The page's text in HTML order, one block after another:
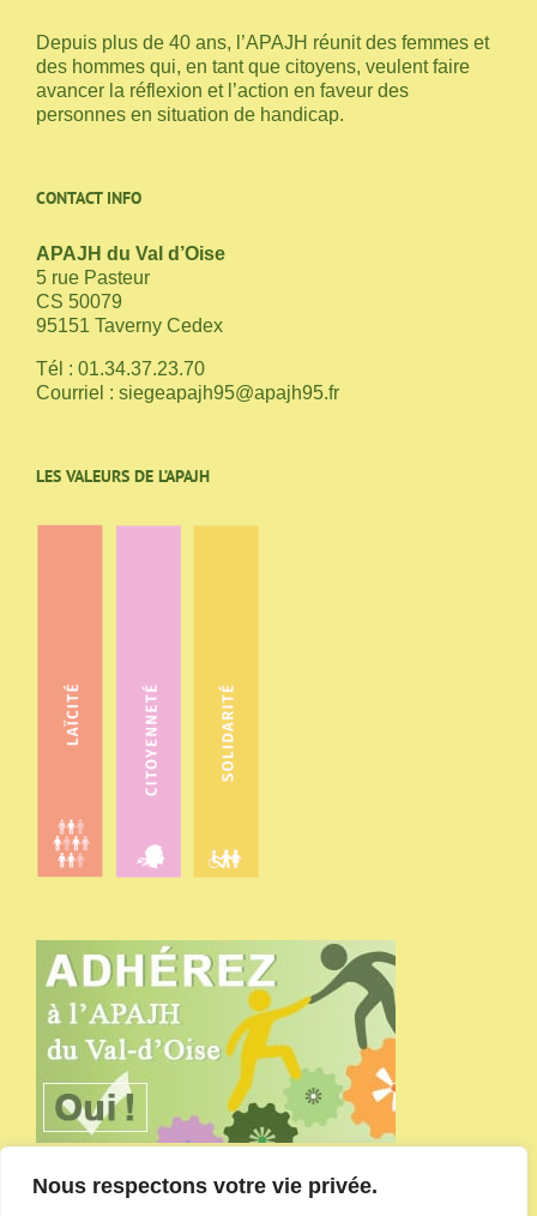
Nous respectons votre vie privée.
Depuis plus de 40 ans, l’APAJH réunit des femmes et
des hommes qui, en tant que citoyens, veulent faire
avancer la réflexion et l’action en faveur des
personnes en situation de handicap.
CONTACT INFO
APAJH du Val d’Oise
5 rue Pasteur
CS 50079
95151 Taverny Cedex
Tél : 01.34.37.23.70
Courriel : siegeapajh95@apajh95.fr
LES VALEURS DE L’APAJH